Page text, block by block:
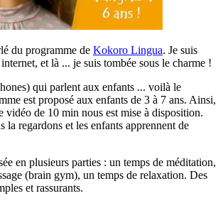
du programme de Kokoro Lingua. Je suis
et là ... je suis tombée sous le charme !
qui parlent aux enfants ... voilà le
est proposé aux enfants de 3 à 7 ans. Ainsi,
vidéo de 10 min nous est mise à disposition.
la regardons et les enfants apprennent de
en plusieurs parties : un temps de méditation,
(brain gym), un temps de relaxation. Des
et rassurants.